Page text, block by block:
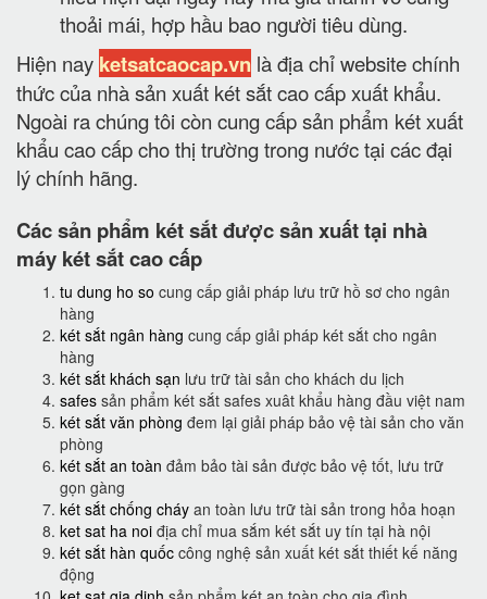
thoải mái, hợp hầu bao người tiêu dùng.
Hiện nay ketsatcaocap.vn là địa chỉ website chính
thức của nhà sản xuất két sắt cao cấp xuất khẩu.
Ngoài ra chúng tôi còn cung cấp sản phẩm két xuất
khẩu cao cấp cho thị trường trong nước tại các đại
lý chính hãng.
Các sản phẩm két sắt được sản xuất tại nhà
máy két sắt cao cấp
tu dung ho so cung cấp giải pháp lưu trữ hồ sơ cho ngân
hàng
két sắt ngân hàng cung cấp giải pháp két sắt cho ngân
hàng
két sắt khách sạn lưu trữ tài sản cho khách du lịch
safes sản phẩm két sắt safes xuât khẩu hàng đầu việt nam
két sắt văn phòng đem lại giải pháp bảo vệ tài sản cho văn
phòng
két sắt an toàn đảm bảo tài sản được bảo vệ tốt, lưu trữ
gọn gàng
két sắt chống cháy an toàn lưu trữ tài sản trong hỏa hoạn
ket sat ha noi địa chỉ mua sắm két sắt uy tín tại hà nội
két sắt hàn quốc công nghệ sản xuất két sắt thiết kế năng
động